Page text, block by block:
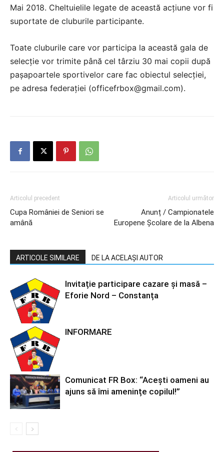
Mai 2018. Cheltuielile legate de această acțiune vor fi
suportate de cluburile participante.
Toate cluburile care vor participa la această gala de
selecție vor trimite până cel târziu 30 mai copii după
pașapoartele sportivelor care fac obiectul selecției,
pe adresa federației (officefrbox@gmail.com).
Articolul precedent
Cupa României de Seniori se
amână
Articolul următor
Anunț / Campionatele
Europene Școlare de la Albena
ARTICOLE SIMILARE DE LA ACELAȘI AUTOR
Invitație participare cazare și masă –
Eforie Nord – Constanța
INFORMARE
Comunicat FR Box: “Acești oameni au
ajuns să îmi amenințe copilul!”